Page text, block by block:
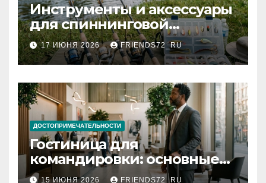
Инструменты и аксессуары
для спиннинговой
рыбалки: назначение и
типы
17 ИЮНЯ 2026 FRIENDS72_RU
ДОСТОПРИМЕЧАТЕЛЬНОСТИ
Гостиница для
командировки: основные
критерии выбора
15 ИЮНЯ 2026 FRIENDS72_RU